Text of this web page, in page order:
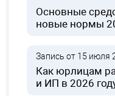
Основные
новые нормы
Запись от 15 июля
Как юрлицам
и ИП в 2026